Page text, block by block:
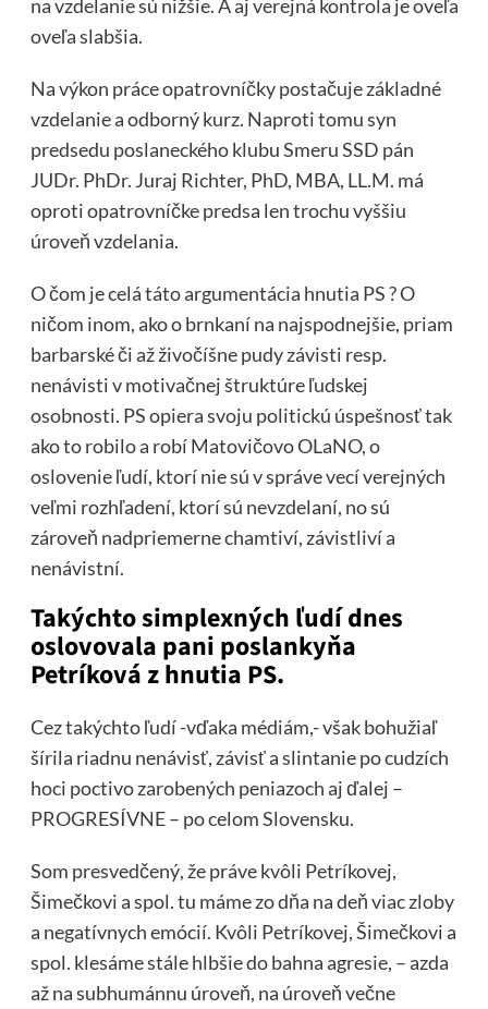
na vzdelanie sú nižšie. A aj verejná kontrola je oveľa
oveľa slabšia.
Na výkon práce opatrovníčky postačuje základné
vzdelanie a odborný kurz. Naproti tomu syn
predsedu poslaneckého klubu Smeru SSD pán
JUDr. PhDr. Juraj Richter, PhD, MBA, LL.M. má
oproti opatrovníčke predsa len trochu vyššiu
úroveň vzdelania.
O čom je celá táto argumentácia hnutia PS ? O
ničom inom, ako o brnkaní na najspodnejšie, priam
barbarské či až živočíšne pudy závisti resp.
nenávisti v motivačnej štruktúre ľudskej
osobnosti. PS opiera svoju politickú úspešnosť tak
ako to robilo a robí Matovičovo OLaNO, o
oslovenie ľudí, ktorí nie sú v správe vecí verejných
veľmi rozhľadení, ktorí sú nevzdelaní, no sú
zároveň nadpriemerne chamtiví, závistliví a
nenávistní.
Takýchto simplexných ľudí dnes
oslovovala pani poslankyňa
Petríková z hnutia PS.
Cez takýchto ľudí -vďaka médiám,- však bohužiaľ
šírila riadnu nenávisť, závisť a slintanie po cudzích
hoci poctivo zarobených peniazoch aj ďalej –
PROGRESÍVNE – po celom Slovensku.
Som presvedčený, že práve kvôli Petríkovej,
Šimečkovi a spol. tu máme zo dňa na deň viac zloby
a negatívnych emócií. Kvôli Petríkovej, Šimečkovi a
spol. klesáme stále hlbšie do bahna agresie, – azda
až na subhumánnu úroveň, na úroveň večne